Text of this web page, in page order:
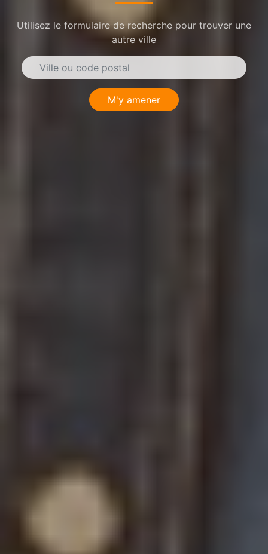
Utilisez le formulaire de recherche pour trouver une
autre ville
M'y amener